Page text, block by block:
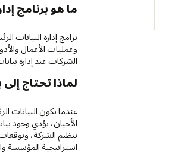
ما هو برنامج
برامج إدارة البيانات
الشركات عند إدارة
لماذا تحتاج
عندما تكون البيانات
الأحيان، يؤدي وجود
تنظيم الشركة،
استراتيجية المؤسسة